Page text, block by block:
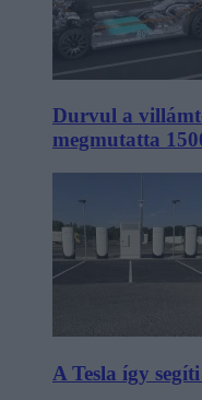
Durvul a
megmutatta
A Tesla így